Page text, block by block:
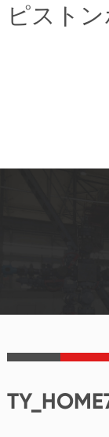
ピスト